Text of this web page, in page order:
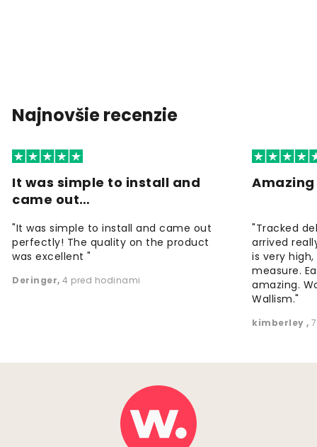
Najnovšie recenzie
It was simple to install and
came out…
"It was simple to install and came out
perfectly! The quality on the product
was excellent "
Deringer, 4 pred hodinami
"Tracked
arrived
is very
measure.
amazing.
Wallism."
kimberley,